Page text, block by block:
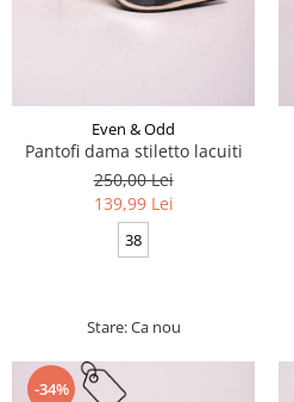
Even & Odd
Pantofi dama stiletto lacuiti
250,00 Lei
139,99 Lei
38
Stare: Ca nou
-34%